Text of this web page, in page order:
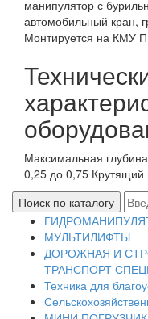
манипулятор с
автомобильный кран,
Монтируется на КМУ
Максимальная
0,25 до 0,75
МУЛЬТИЛИФТЫ
ДОРОЖНАЯ И
ТРАНСПОРТ
Техника для